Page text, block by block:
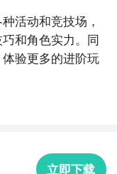
活动和竞技场，
和角色实力。同
验更多的进阶玩
立即下载